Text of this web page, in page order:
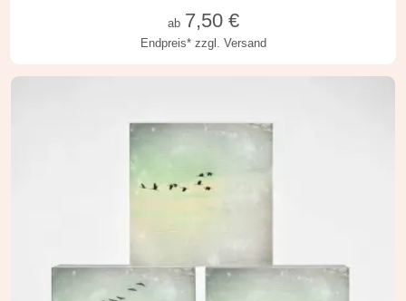
Endpreis* zzgl. Versand
ab 7,50€